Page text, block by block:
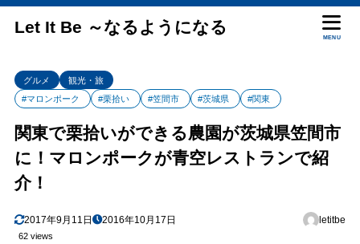
Let It Be ～なるようになる
MENU
グルメ
観光・旅
#マロンポーク
#栗拾い #笠間市 #茨城県 #関東
関東で栗拾いができる農園が茨城県笠間市
に！マロンポークが青空レストランで紹
介！
2017年9月11日 2016年10月17日 letitbe
62 views